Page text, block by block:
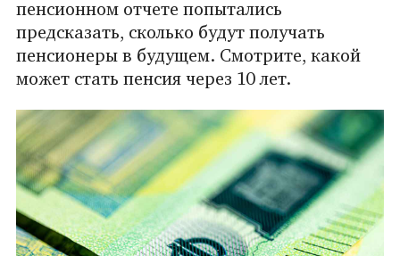
пенсионном отчете попытались
предсказать, сколько будут получать
пенсионеры в будущем. Смотрите, какой
может стать пенсия через 10 лет.